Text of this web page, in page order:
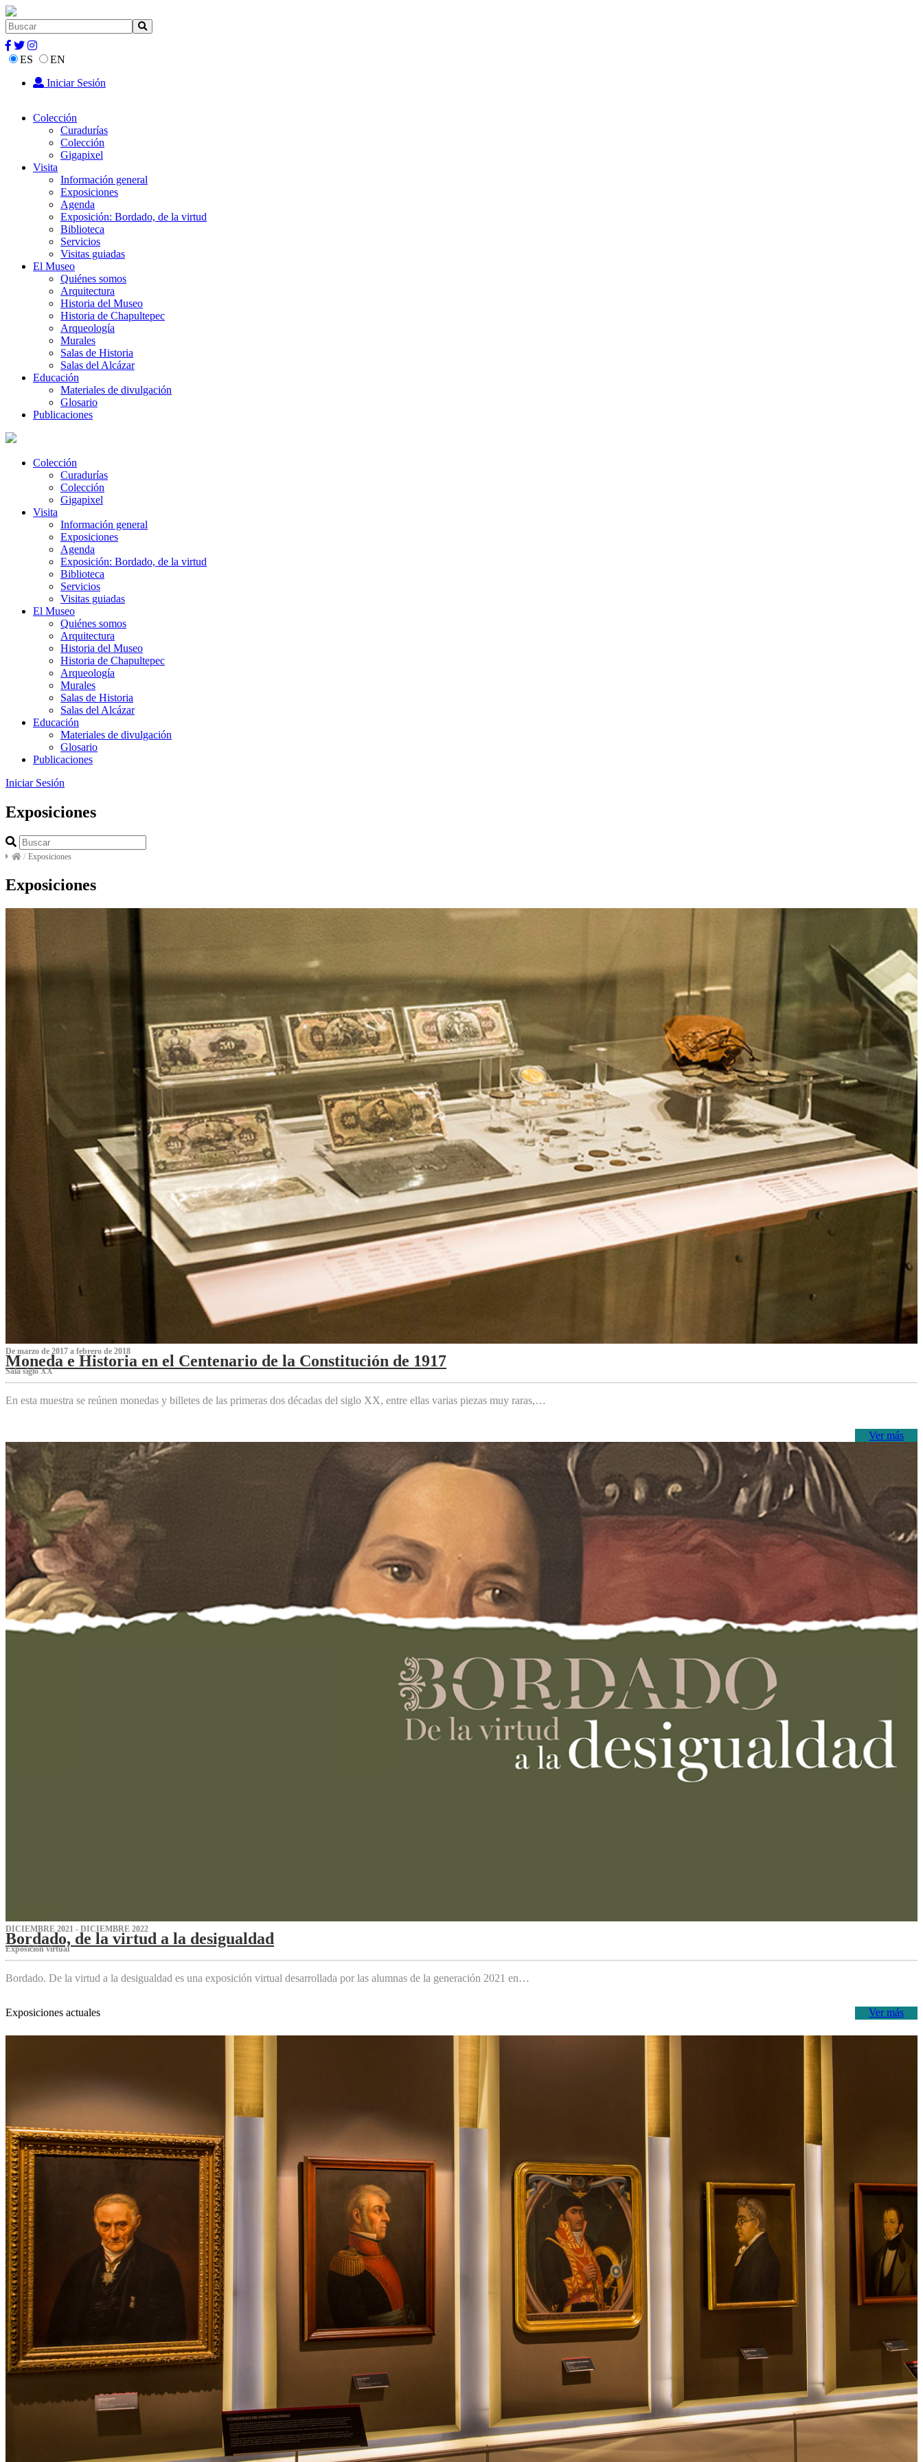
ES
EN
Iniciar Sesión
Colección
Curadurías
Colección
Gigapixel
Visita
Información general
Exposiciones
Agenda
Exposición: Bordado, de la virtud
Biblioteca
Servicios
Visitas guiadas
El Museo
Quiénes somos
Arquitectura
Historia del Museo
Historia de Chapultepec
Arqueología
Murales
Salas de Historia
Salas del Alcázar
Educación
Materiales de divulgación
Glosario
Publicaciones
Colección
Curadurías
Colección
Gigapixel
Visita
Información general
Exposiciones
Agenda
Exposición: Bordado, de la virtud
Biblioteca
Servicios
Visitas guiadas
El Museo
Quiénes somos
Arquitectura
Historia del Museo
Historia de Chapultepec
Arqueología
Murales
Salas de Historia
Salas del Alcázar
Educación
Materiales de divulgación
Glosario
Publicaciones
Iniciar Sesión
Exposiciones
/ Exposiciones
Exposiciones
De marzo de 2017 a febrero de 2018
Moneda e Historia en el Centenario de la Constitución de 1917
Sala siglo XX
En esta muestra se reúnen monedas y billetes de las primeras dos décadas del siglo XX, entre ellas varias piezas muy raras,…
Ver más
DICIEMBRE 2021 - DICIEMBRE 2022
Bordado, de la virtud a la desigualdad
Exposición virtual‌
Bordado. De la virtud a la desigualdad es una exposición virtual desarrollada por las alumnas de la generación 2021 en…
Ver más
Exposiciones actuales